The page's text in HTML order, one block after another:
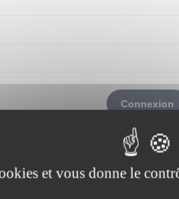
Connexion
et vous donne le